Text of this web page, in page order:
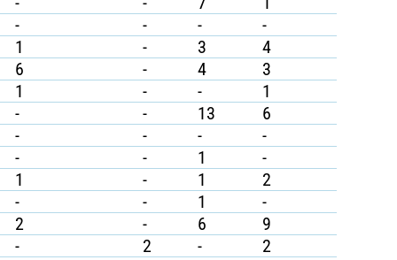
- - -
-
1 - 3
4
6 - 4
3
1 - -
1
- - 13
6
- - -
-
- - 1
-
1 - 1
2
- - 1
-
2 - 6
9
- 2 - 2